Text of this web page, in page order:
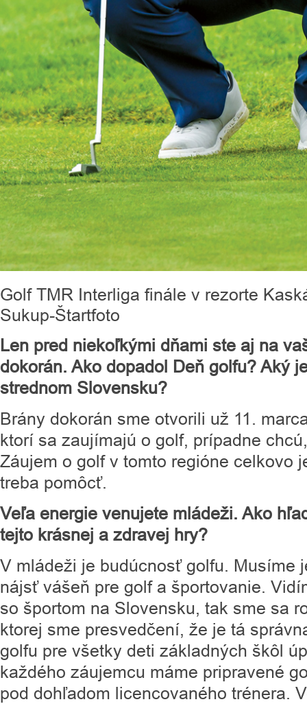
Golf TMR Interliga finále v rezorte
Sukup-Štartfoto
Len pred niekoľkými dňami ste aj na
dokorán. Ako dopadol Deň golfu? Aký
strednom Slovensku?
Brány dokorán sme otvorili už 11.
ktorí sa zaujímajú o golf, prípadne
Záujem o golf v tomto regióne celkovo
treba pomôcť.
Veľa energie venujete mládeži. Ako
tejto krásnej a zdravej hry?
V mládeži je budúcnosť golfu. Musíme
nájsť vášeň pre golf a športovanie.
so športom na Slovensku, tak sme sa
ktorej sme presvedčení, že je tá
golfu pre všetky deti základných škôl
každého záujemcu máme pripravené
pod dohľadom licencovaného trénera.